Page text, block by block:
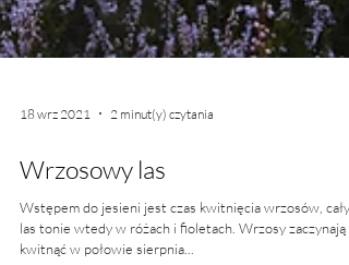
18 wrz 2021 2 minut(y) czytania
Wrzosowy las